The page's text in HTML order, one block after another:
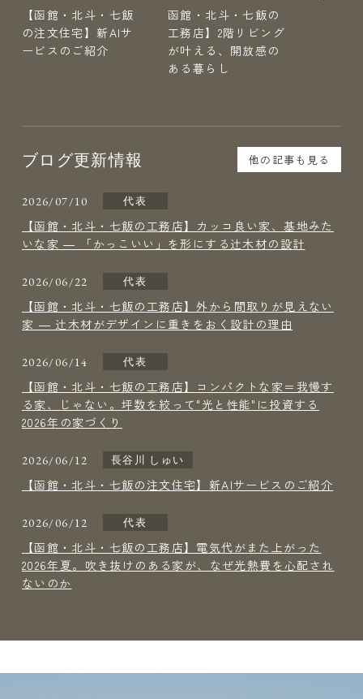
【函館・北斗・七飯
の注文住宅】新AIサ
ービスのご紹介
函館・北斗・七飯の
工務店】2階リビング
が叶える、開放感の
ある暮らし
ブログ更新情報 他の記事も見る
2026/07/10 代表
【函館・北斗・七飯の工務店】カッコ良い家、基地みた
いな家 ― 「かっこいい」を形にする辻木材の設計
2026/06/22 代表
【函館・北斗・七飯の工務店】外から間取りが見えない
家 ― 辻木材がデザインに重きをおく設計の理由
2026/06/14 代表
【函館・北斗・七飯の工務店】コンパクトな家＝我慢す
る家、じゃない。坪数を絞って"光と性能"に投資する
2026年の家づくり
2026/06/12 長谷川 しゅい
【函館・北斗・七飯の注文住宅】新AIサービスのご紹介
2026/06/12 代表
【函館・北斗・七飯の工務店】電気代がまた上がった
2026年夏。吹き抜けのある家が、なぜ光熱費を心配され
ないのか